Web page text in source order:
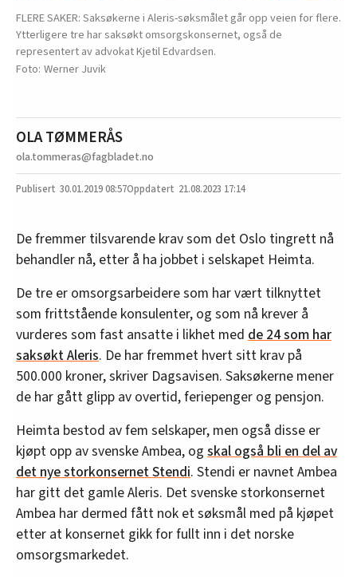
FLERE SAKER: Saksøkerne i Aleris-søksmålet går opp veien for flere.
Ytterligere tre har saksøkt omsorgskonsernet, også de
representert av advokat Kjetil Edvardsen.
Werner Juvik
OLA TØMMERÅS
ola.tommeras@fagbladet.no
30.01.201908:57 21.08.2023 17:14
De fremmer tilsvarende krav som det Oslo tingrett nå
behandler nå, etter å ha jobbet i selskapet Heimta.
De tre er omsorgsarbeidere som har vært tilknyttet
som frittstående konsulenter, og som nå krever å
vurderes som fast ansatte i likhet med de 24 som har
saksøkt Aleris. De har fremmet hvert sitt krav på
500.000 kroner, skriver Dagsavisen. Saksøkerne mener
de har gått glipp av overtid, feriepenger og pensjon.
Heimta bestod av fem selskaper, men også disse er
kjøpt opp av svenske Ambea, og skal også bli en del av
det nye storkonsernet Stendi. Stendi er navnet Ambea
har gitt det gamle Aleris. Det svenske storkonsernet
Ambea har dermed fått nok et søksmål med på kjøpet
etter at konsernet gikk for fullt inn i det norske
omsorgsmarkedet.